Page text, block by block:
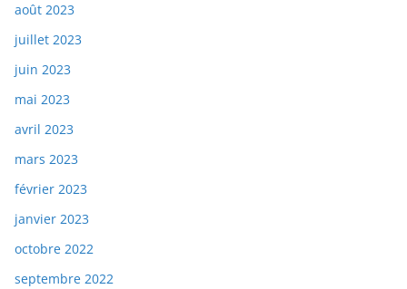
août 2023
juillet 2023
juin 2023
mai 2023
avril 2023
mars 2023
février 2023
janvier 2023
octobre 2022
septembre 2022